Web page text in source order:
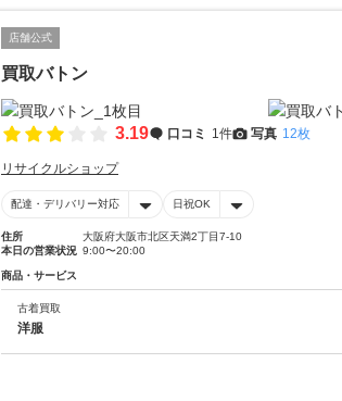
店舗公式
買取バトン
3.19 口コミ 1件 写真 12枚
リサイクルショップ
配達・デリバリー対応 日祝OK
住所
大阪府大阪市北区天満2丁目7-10
本日の営業状況 9:00〜20:00
商品・サービス
古着買取
洋服